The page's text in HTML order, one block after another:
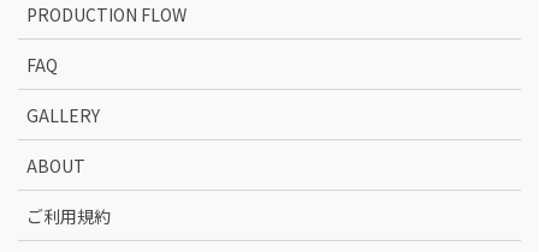
PRODUCTION FLOW
FAQ
GALLERY
ABOUT
ご利用規約